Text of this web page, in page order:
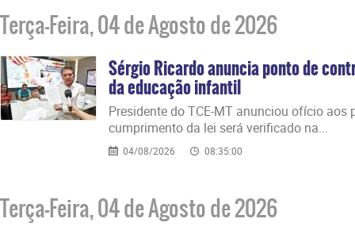
Terça-Feira, 04 de Agosto de 2026
Sérgio Ricardo anuncia ponto de
da educação infantil
Presidente do TCE-MT anunciou ofício aos
cumprimento da lei será verificado na...
04/08/2026 08:35:00
Terça-Feira, 04 de Agosto de 2026